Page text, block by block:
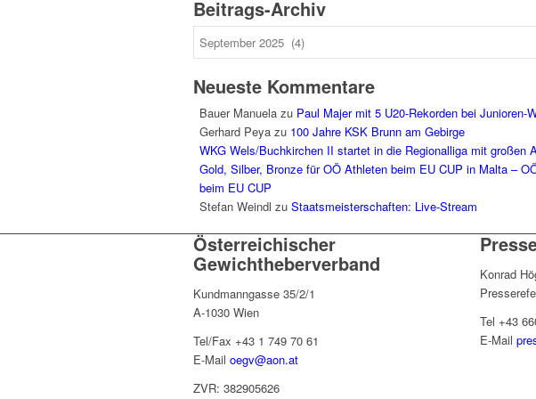
Beitrags-Archiv
Beitrags-
Archiv
Neueste Kommentare
Bauer Manuela zu Paul Majer mit 5 U20-Rekorden bei Junioren-
Gerhard Peya zu 100 Jahre KSK Brunn am Gebirge
WKG Wels/Buchkirchen II startet in die Regionalliga mit großen
Gold, Silber, Bronze für OÖ Athleten beim EU CUP in Malta –
beim EU CUP
Stefan Weindl zu Staatsmeisterschaften: Live-Stream
Österreichischer
Gewichtheberverband
Kundmanngasse 35/2/1
A-1030 Wien
Tel/Fax +43 1 749 70 61
E-Mail oegv@aon.at
ZVR: 382905626
Konrad
Tel +43
E-Mail